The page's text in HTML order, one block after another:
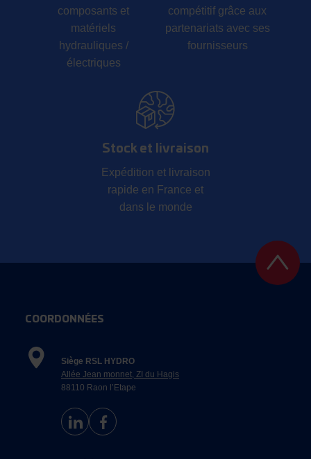
composants et
matériels
hydrauliques /
électriques
compétitif grâce aux
partenariats avec ses
fournisseurs
Stock et livraison
Expédition et livraison
rapide en France et
dans le monde
COORDONNÉES
Siège RSL HYDRO
Allée Jean monnet, ZI du Hagis
88110 Raon l’Etape